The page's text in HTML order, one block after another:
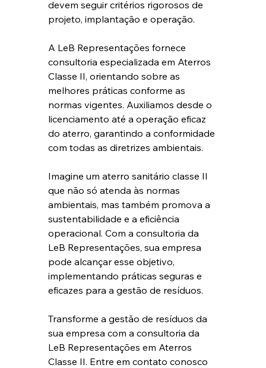
devem seguir critérios rigorosos de
projeto, implantação e operação.
A LeB Representações fornece
consultoria especializada em Aterros
Classe II, orientando sobre as
melhores práticas conforme as
normas vigentes. Auxiliamos desde o
licenciamento até a operação eficaz
do aterro, garantindo a conformidade
com todas as diretrizes ambientais.
Imagine um aterro sanitário classe II
que não só atenda às normas
ambientais, mas também promova a
sustentabilidade e a eficiência
operacional. Com a consultoria da
LeB Representações, sua empresa
pode alcançar esse objetivo,
implementando práticas seguras e
eficazes para a gestão de resíduos.
Transforme a gestão de resíduos da
sua empresa com a consultoria da
LeB Representações em Aterros
Classe II. Entre em contato conosco